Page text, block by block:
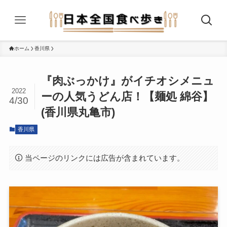
ホーム 香川県
『肉ぶっかけ』がイチオシメニュ
ーの人気うどん店！【麺処 綿谷】
(香川県丸亀市)
2022
4/30
香川県
当ページのリンクには広告が含まれています。